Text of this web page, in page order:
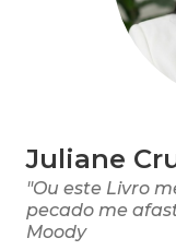
Juliane
"Ou este Livro
pecado me
Moody